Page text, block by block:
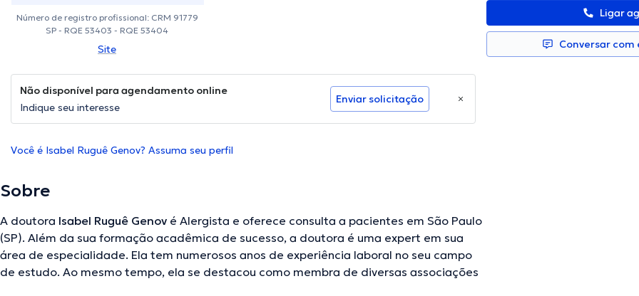
Ligar
Conversar com
Número de registro profissional: CRM 91779
SP - RQE 53403 - RQE 53404
Site
Não disponível para agendamento online
Indique seu interesse
Enviar solicitação
Você é Isabel Ruguê Genov? Assuma seu perfil
Sobre
A doutora Isabel Ruguê Genov é Alergista e oferece consulta a pacientes em São Paulo
(SP). Além da sua formação acadêmica de sucesso, a doutora é uma expert em sua
área de especialidade. Ela tem numerosos anos de experiência laboral no seu campo
de estudo. Ao mesmo tempo, ela se destacou como membra de diversas associações